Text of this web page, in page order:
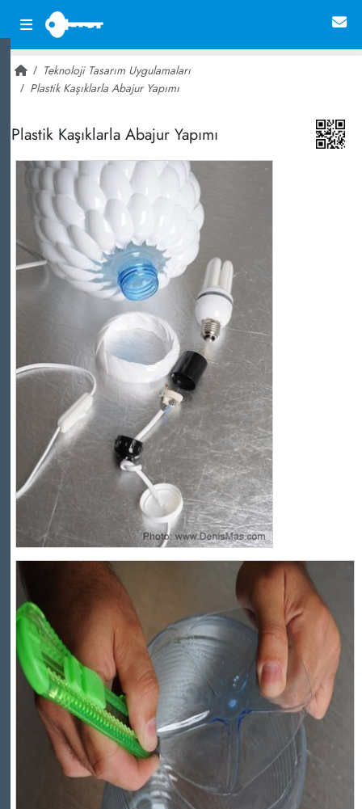
Teknoloji Tasarım Uygulamaları
Plastik Kaşıklarla Abajur Yapımı
Plastik Kaşıklarla Abajur Yapımı